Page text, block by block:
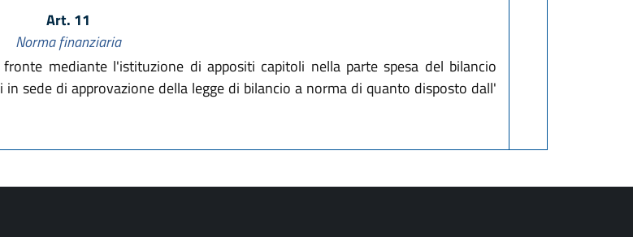
Art. 11
Norma finanziaria
mediante l'istituzione di appositi capitoli nella parte spesa del bilancio
sede di approvazione della legge di bilancio a norma di quanto disposto dall'